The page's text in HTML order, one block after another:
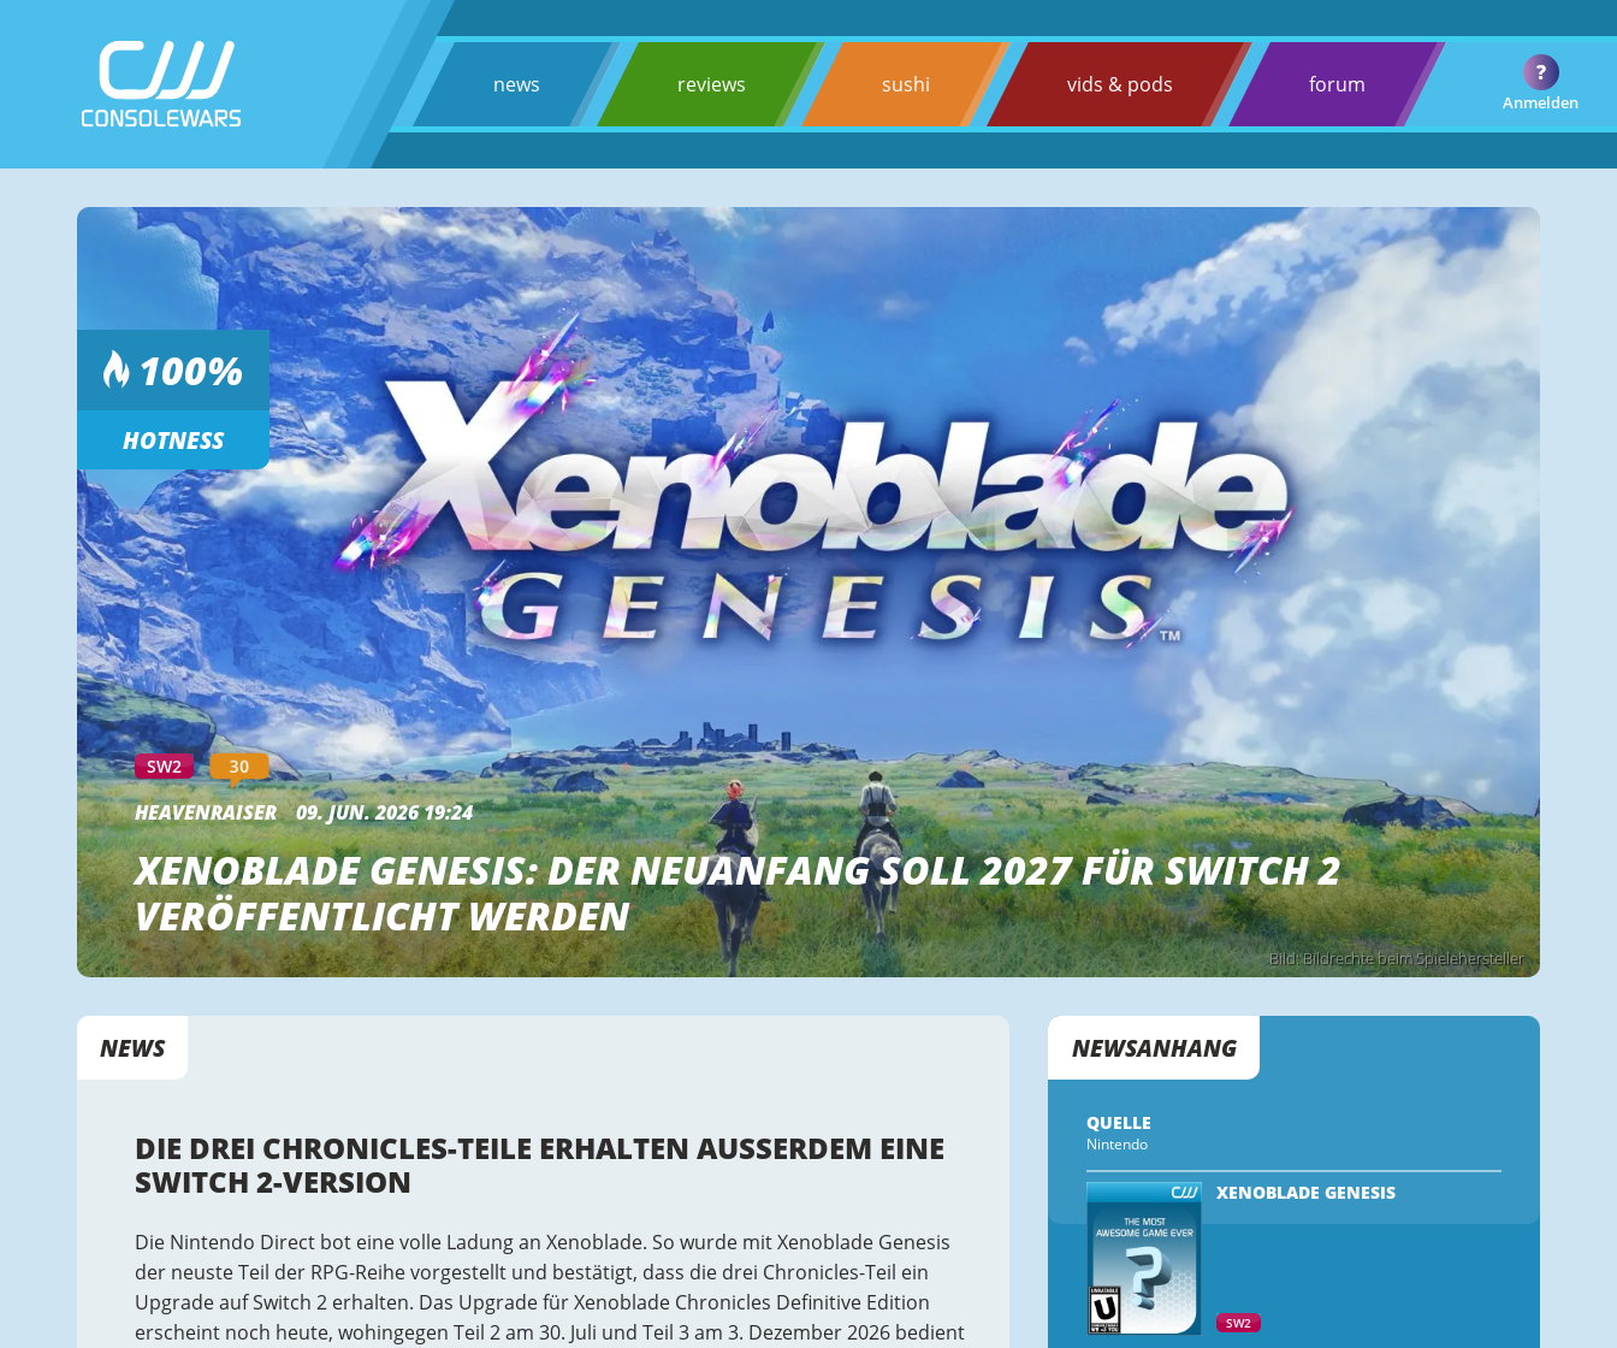
news reviews sushi vids & pods forum
Anmelden
?
Bild: Bildrechte beim Spielehersteller
100%
HOTNESS
SW2 30
HEAVENRAISER 09. JUN. 2026 19:24
XENOBLADE GENESIS: DER NEUANFANG SOLL 2027 FÜR SWITCH 2
VERÖFFENTLICHT WERDEN
NEWS
DIE DREI CHRONICLES-TEILE ERHALTEN AUSSERDEM EINE S
WITCH 2-VERSION
Die Nintendo Direct bot eine volle Ladung an Xenoblade. So wurde mit Xenoblade Genesis
der neuste Teil der RPG-Reihe vorgestellt und bestätigt, dass die drei Chronicles-Teil ein
Upgrade auf Switch 2 erhalten. Das Upgrade für Xenoblade Chronicles Definitive Edition
erscheint noch heute, wohingegen Teil 2 am 30. Juli und Teil 3 am 3. Dezember 2026 bedient
NEWSANHANG
QUELLE
Nintendo
XENOBLADE GENESIS
SW2